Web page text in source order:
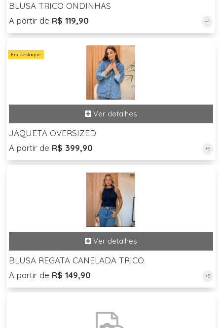
BLUSA TRICO ONDINHAS
A partir de R$ 119,90 +4
Em destaque
JAQUETA OVERSIZED
A partir de R$ 399,90 +5
BLUSA REGATA CANELADA TRICO
A partir de R$ 149,90 +5